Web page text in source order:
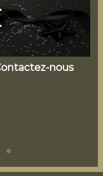
nous